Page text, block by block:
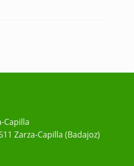
Capilla
Zarza-Capilla (Badajoz)